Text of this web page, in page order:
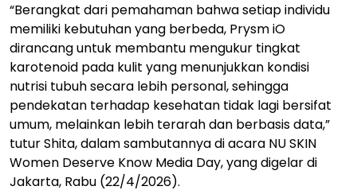
“Berangkat dari pemahaman bahwa setiap individu
memiliki kebutuhan yang berbeda, Prysm iO
dirancang untuk membantu mengukur tingkat
karotenoid pada kulit yang menunjukkan kondisi
nutrisi tubuh secara lebih personal, sehingga
pendekatan terhadap kesehatan tidak lagi bersifat
umum, melainkan lebih terarah dan berbasis data,”
tutur Shita, dalam sambutannya di acara NU SKIN
Women Deserve Know Media Day, yang digelar di
Jakarta, Rabu (22/4/2026).